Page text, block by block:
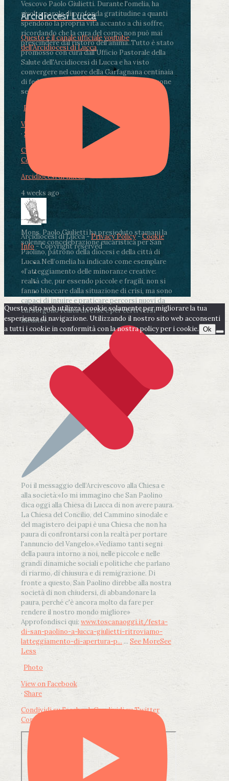
Vescovo Paolo Giulietti. Durante l'omelia, ha
rivolto parole di profonda gratitudine a quanti
spendono la propria vita accanto a chi soffre,
ricordando che la cura del corpo non può mai
prescindere dal ristoro dell'anima..Tutto è stato
promosso con cura dall'Ufficio Pastorale della
Salute dell'Arcidiocesi di Lucca e ha visto
convergere nel cuore della Garfagnana centinaia
di fedeli, operatori sanitari, volontari e persone
segnate dalla malattia.
Photo
View on Facebook
· Share
Condividi su Facebook
Condividi su LinkedIn
Arcidiocesi di Lucca
4 weeks ago
Mons. Paolo Giulietti ha presieduto stamani la
solenne concelebrazione eucaristica per San
Paolino, patrono della diocesi e della città di
Lucca.Nell’omelia ha indicato come esemplare
«l’atteggiamento delle minoranze creative:
realtà che, pur essendo piccole e fragili, non si
fanno bloccare dalla situazione di crisi, ma sono
capaci di intuire e praticare percorsi nuovi da
cui sorgono realtà diverse e per certi versi
inedite».
Poi il messaggio dell’Arcivescovo alla Chiesa e
alla società:«Io mi immagino che San Paolino
dica oggi alla Chiesa di Lucca di non avere paura.
La Chiesa del Concilio, del Cammino sinodale e
del magistero dei papi è una Chiesa che non ha
paura di confrontarsi con la realtà per portare
l'annuncio del Vangelo».«Vediamo tanti segni
della paura intorno a noi, nelle piccole e nelle
grandi dinamiche sociali e politiche che parlano
di riarmo, di chiusura e di remigrazione. Di
fronte a questo, San Paolino direbbe alla nostra
società di non chiudersi, di abbandonare la
paura, perché c'è ancora molto da fare per
rendere il nostro mondo migliore»
Approfondisci qui: www.toscanaoggi.it/festa-
di-san-paolino-a-lucca-giulietti-ritroviamo-
latteggiamento-di-apertura-p... ... See MoreSee
Less
Photo
View on Facebook
· Share
Condividi su FacebookCondividi su Twitter
Condividi su LinkedIn
Arcidiocesi Lucca
Questo è il canale ufficiale youtube
dell'Arcidiocesi di Lucca
Arcidiocesi di Lucca -Privacy Policy-Cookie
Info- Copyright reserved
Questo sito web utilizza i cookie solamente per migliorare la tua
esperienza di navigazione. Utilizzando il nostro sito web acconsenti
a tutti i cookie in conformità con la nostra policy per i cookie. Ok